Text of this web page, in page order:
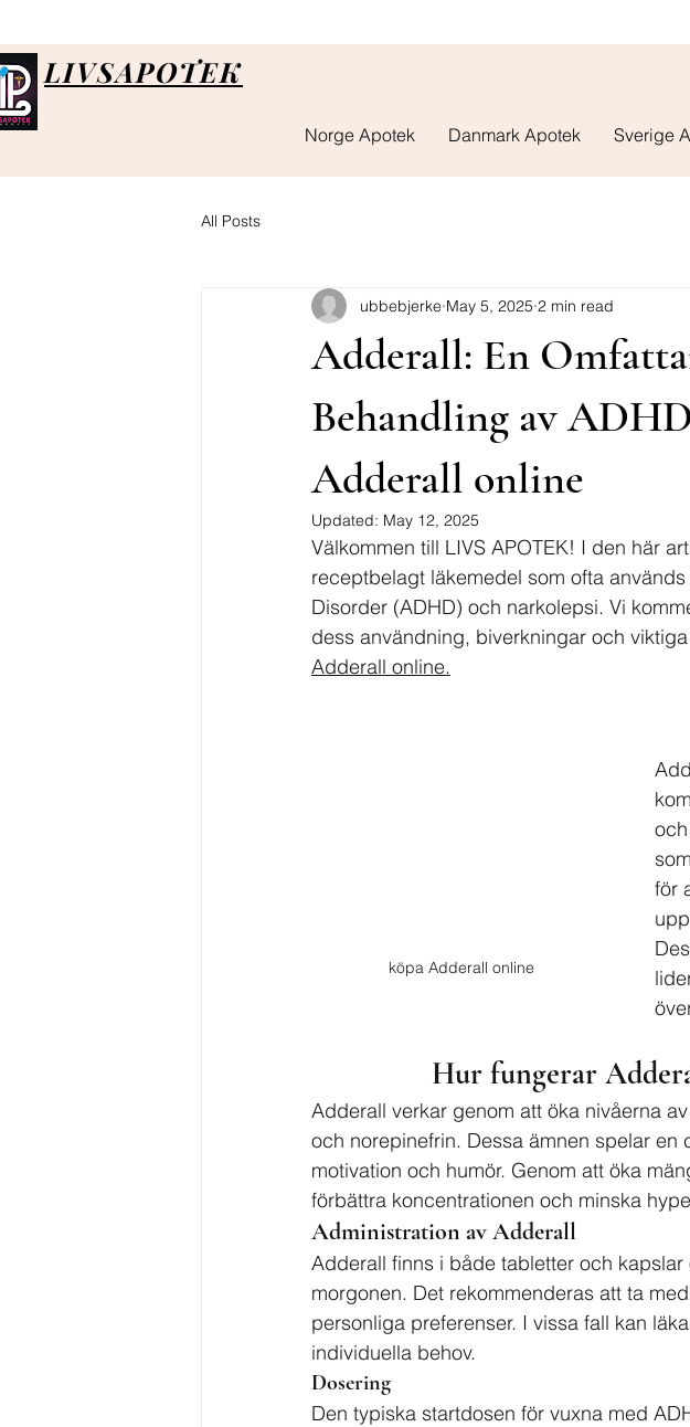
LIVSAPOTEK
Norge Apotek Danmark Apotek Sverige
All Posts
Adderall: En
Behandling av
Adderall online
ubbebjerke May 5, 2025 2 min read
Updated: May 12, 2025
Välkommen till LIVS APOTEK! I den här
receptbelagt läkemedel som ofta
Disorder (ADHD) och narkolepsi. Vi
dess användning, biverkningar och
Adderall online.
köpa Adderall online
för
Hur fungerar
Adderall verkar genom att öka nivåerna
och norepinefrin. Dessa ämnen spelar
motivation och humör. Genom att öka
förbättra koncentrationen och minska
Administration av Adderall
Adderall finns i både tabletter och
morgonen. Det rekommenderas att ta
personliga preferenser. I vissa fall kan
individuella behov.
Dosering
Den typiska startdosen för vuxna med